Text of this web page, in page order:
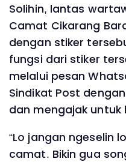
Solihin, lantas
Camat Cikarang
dengan stiker
fungsi dari stiker
melalui pesan
Sindikat Post
dan mengajak untuk
“Lo jangan ngeselin
camat. Bikin gua